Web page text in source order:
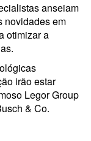
anseiam
novidades em
otimizar a
irão estar
Legor Group
& Co.